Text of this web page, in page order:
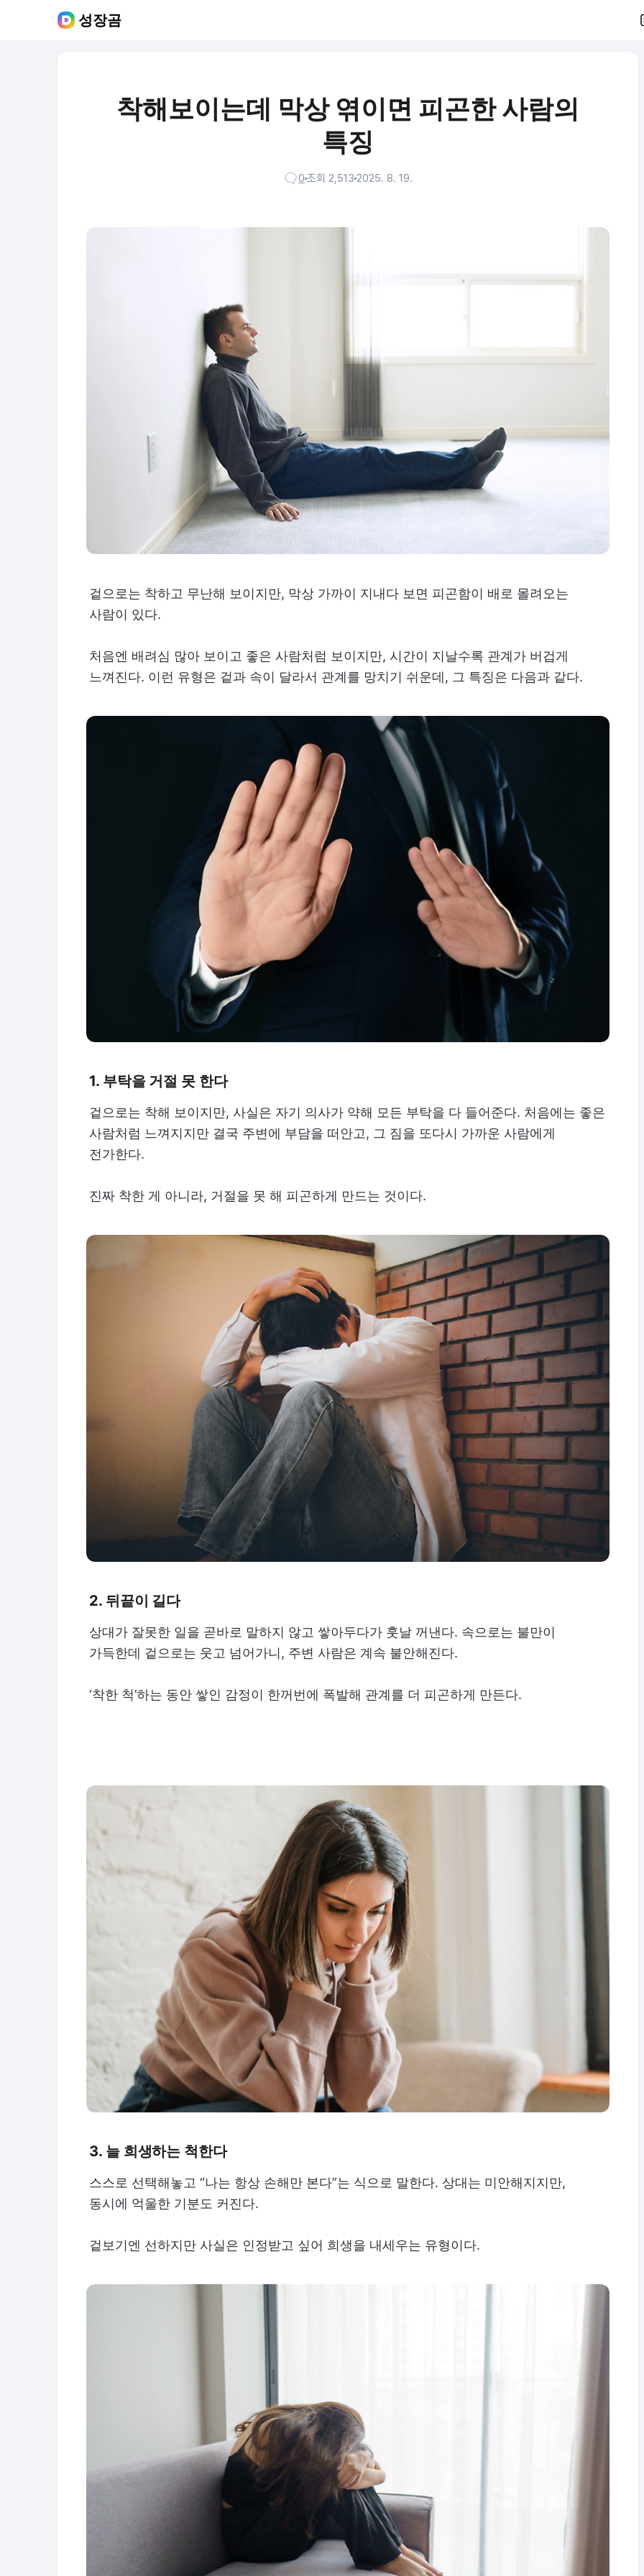
성장곰
착해보이는데 막상 엮이면 피곤한 사람의
특징
0 조회 2,513 2025. 8. 19.
겉으로는 착하고 무난해 보이지만, 막상 가까이 지내다 보면 피곤함이 배로 몰려오는
사람이 있다.
처음엔 배려심 많아 보이고 좋은 사람처럼 보이지만, 시간이 지날수록 관계가 버겁게
느껴진다. 이런 유형은 겉과 속이 달라서 관계를 망치기 쉬운데, 그 특징은 다음과 같다.
1. 부탁을 거절 못 한다
겉으로는 착해 보이지만, 사실은 자기 의사가 약해 모든 부탁을 다 들어준다. 처음에는 좋은
사람처럼 느껴지지만 결국 주변에 부담을 떠안고, 그 짐을 또다시 가까운 사람에게
전가한다.
진짜 착한 게 아니라, 거절을 못 해 피곤하게 만드는 것이다.
2. 뒤끝이 길다
상대가 잘못한 일을 곧바로 말하지 않고 쌓아두다가 훗날 꺼낸다. 속으로는 불만이
가득한데 겉으로는 웃고 넘어가니, 주변 사람은 계속 불안해진다.
‘착한 척’하는 동안 쌓인 감정이 한꺼번에 폭발해 관계를 더 피곤하게 만든다.
3. 늘 희생하는 척한다
스스로 선택해놓고 “나는 항상 손해만 본다”는 식으로 말한다. 상대는 미안해지지만,
동시에 억울한 기분도 커진다.
겉보기엔 선하지만 사실은 인정받고 싶어 희생을 내세우는 유형이다.